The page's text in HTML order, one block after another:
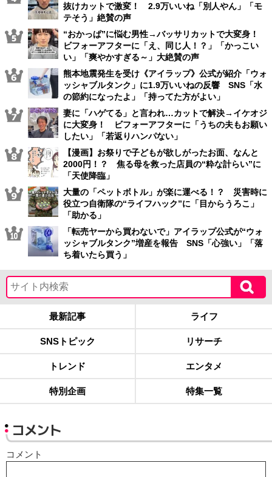
抜けカットで激変！ 2.9万いいね「別人やん」「モ
テそう」絶賛の声
“おかっぱ”に悩む男性→バッサリカットで大変身！
ビフォーアフターに「え、同じ人！？」「かっこい
い」「爽やかすぎる～」大絶賛の声
熊本地震発生を受け《アイラップ》公式が紹介「ウォ
ッシャブルタンク」に1.9万いいねの反響 SNS「水
の節約になったよ」「持ってた方がよい」
妻に「ハゲてる」と言われ…カットで解決→イケオジ
に大変身！ ビフォーアフターに「うちの夫もお願い
したい」「若返りハンパない」
【漫画】お祭りで子どもが欲しがったお面、なんと
2000円！？ 焦る母を救った店員の“粋な計らい”に
「天使降臨」
大量の「ペットボトル」が楽に運べる！？ 災害時に
役立つ自衛隊の“ライフハック”に「目からうろこ」
「助かる」
「転売ヤーから買わないで」アイラップ公式が“ウォ
ッシャブルタンク”増産を報告 SNS「心強い」「落
ち着いたら買う」
最新記事 ライフ
SNSトピック リサーチ
トレンド エンタメ
特別企画 特集一覧
コメント
コメント